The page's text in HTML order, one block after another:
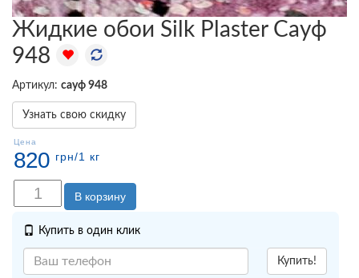
Жидкие обои Silk Plaster Сауф
948
Артикул: сауф 948
Узнать свою скидку
Цена
820 грн/1 кг
В корзину
Купить в один клик
Купить!